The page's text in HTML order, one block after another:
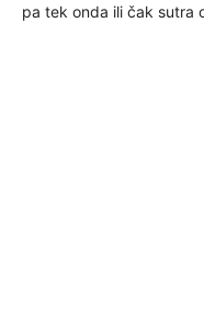
pa tek onda ili čak sutra